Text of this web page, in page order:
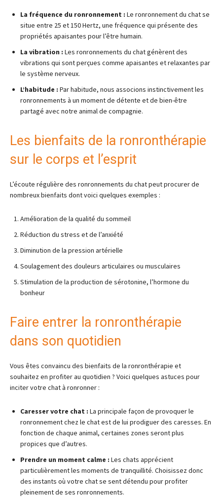
La fréquence du ronronnement : Le ronronnement du chat se
situe entre 25 et 150 Hertz, une fréquence qui présente des
propriétés apaisantes pour l’être humain.
La vibration : Les ronronnements du chat génèrent des
vibrations qui sont perçues comme apaisantes et relaxantes par
le système nerveux.
L’habitude : Par habitude, nous associons instinctivement les
ronronnements à un moment de détente et de bien-être
partagé avec notre animal de compagnie.
Les bienfaits de la ronronthérapie
sur le corps et l’esprit
L’écoute régulière des ronronnements du chat peut procurer de
nombreux bienfaits dont voici quelques exemples :
Amélioration de la qualité du sommeil
Réduction du stress et de l’anxiété
Diminution de la pression artérielle
Soulagement des douleurs articulaires ou musculaires
Stimulation de la production de sérotonine, l’hormone du
bonheur
Faire entrer la ronronthérapie
dans son quotidien
Vous êtes convaincu des bienfaits de la ronronthérapie et
souhaitez en profiter au quotidien ? Voici quelques astuces pour
inciter votre chat à ronronner :
Caresser votre chat : La principale façon de provoquer le
ronronnement chez le chat est de lui prodiguer des caresses. En
fonction de chaque animal, certaines zones seront plus
propices que d’autres.
Prendre un moment calme : Les chats apprécient
particulièrement les moments de tranquillité. Choisissez donc
des instants où votre chat se sent détendu pour profiter
pleinement de ses ronronnements.